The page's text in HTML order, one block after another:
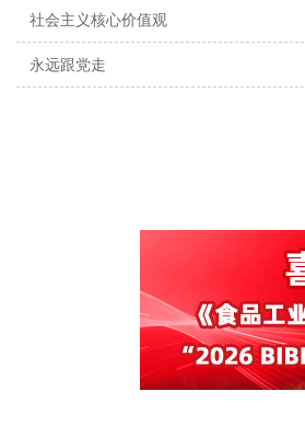
社会主义核心价值观
永远跟党走